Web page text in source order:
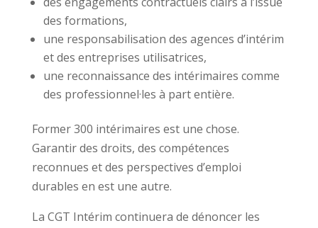
des formations,
une responsabilisation des agences d’intérim
et des entreprises utilisatrices,
une reconnaissance des intérimaires comme
des professionnel·les à part entière.
Former 300 intérimaires est une chose.
Garantir des droits, des compétences
reconnues et des perspectives d’emploi
durables en est une autre.
La CGT Intérim continuera de dénoncer les